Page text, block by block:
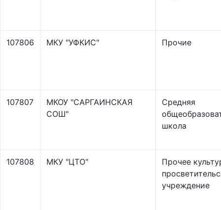
107806 МКУ "УФКИС" Прочие
107807
МКОУ "САРГАИНСКАЯ
СОШ"
Средняя
школа
107808 МКУ "ЦТО"
Прочее
учреждение